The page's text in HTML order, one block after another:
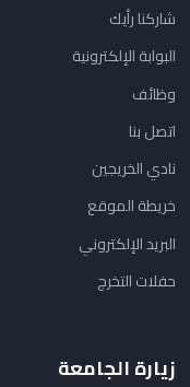
شاركنا رأيك
البوابة الإلكترونية
وظائف
اتصل بنا
نادي الخريجين
خريطة الموقع
البريد الإلكتروني
حفلات التخرج
زيارة الجامعة